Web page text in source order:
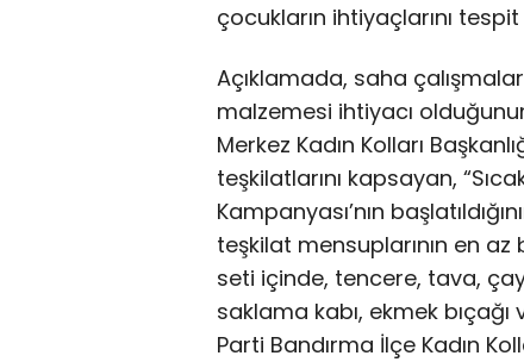
çocukların ihtiyaçlarını
Açıklamada, saha
malzemesi ihtiyacı
Merkez Kadın Kolları
teşkilatlarını kapsayan,
Kampanyası’nın
teşkilat mensuplarının en az
seti içinde, tencere, tava,
saklama kabı, ekmek
Parti Bandırma İlçe Kadın